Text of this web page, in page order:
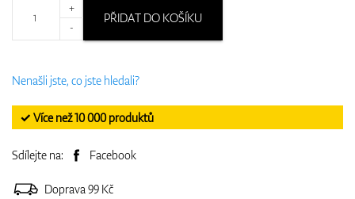
+
-
PŘIDAT DO KOŠÍKU
Nenašli jste, co jste hledali?
✓ Více než 10 000 produktů
Sdílejte na: Facebook
Doprava 99 Kč